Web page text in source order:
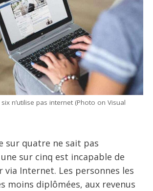
n’utilise pas internet (Photo on Visual
sur quatre ne sait pas
sur cinq est incapable de
via Internet. Les personnes les
moins diplômées, aux revenus